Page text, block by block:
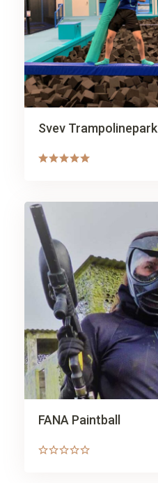
Svev Trampolinepark
FANA Paintball